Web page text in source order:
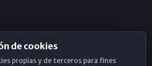
de cookies
propias y de terceros para fines